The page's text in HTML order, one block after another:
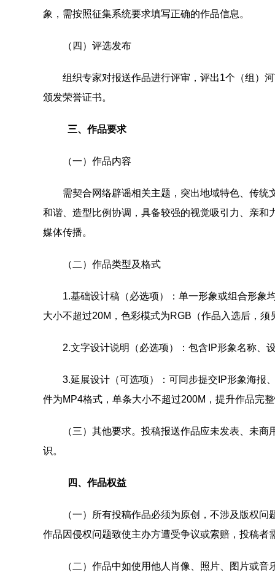
象，需按照征集系统要求填写正确的作品信息。
（四）评选发布
组织专家对报送作品进行评审，评出1个（组）河
颁发荣誉证书。
三、作品要求
（一）作品内容
需契合网络辟谣相关主题，突出地域特色、传统
和谐、造型比例协调，具备较强的视觉吸引力、亲
媒体传播。
（二）作品类型及格式
1.基础设计稿（必选项）：单一形象或组合形象均
大小不超过20M，色彩模式为RGB（作品入选后，
2.文字设计说明（必选项）：包含IP形象名称、
3.延展设计（可选项）：可同步提交IP形象海报、
件为MP4格式，单条大小不超过200M，提升作品完
（三）其他要求。投稿报送作品应未发表、未商用
识。
四、作品权益
（一）所有投稿作品必须为原创，不涉及版权问
作品因侵权问题致使主办方遭受争议或索赔，投稿者
（二）作品中如使用他人肖像、照片、图片或音